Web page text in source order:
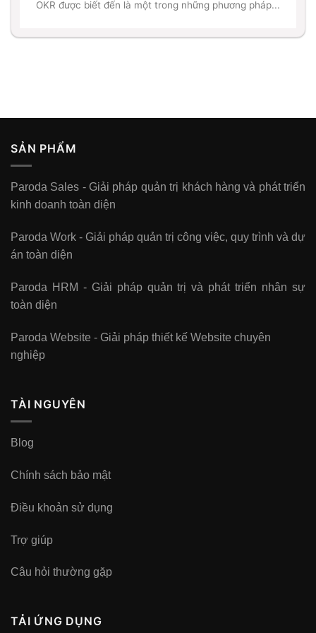
OKR được biết đến là một trong những phương pháp...
SẢN PHẨM
Paroda Sales - Giải pháp quản trị khách hàng và phát triển
kinh doanh toàn diện
Paroda Work - Giải pháp quản trị công việc, quy trình và dự
án toàn diện
Paroda HRM - Giải pháp quản trị và phát triển nhân sự
toàn diện
Paroda Website - Giải pháp thiết kế Website chuyên
nghiệp
TÀI NGUYÊN
Blog
Chính sách bảo mật
Điều khoản sử dụng
Trợ giúp
Câu hỏi thường gặp
TẢI ỨNG DỤNG